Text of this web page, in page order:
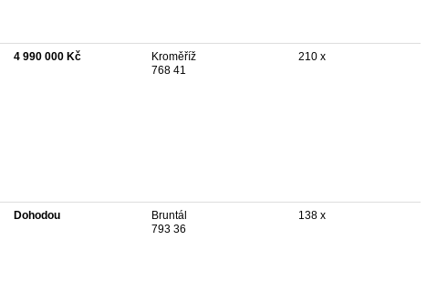
4 990 000 Kč
Kroměříž
768 41
210 x
Dohodou
Bruntál
793 36
138 x